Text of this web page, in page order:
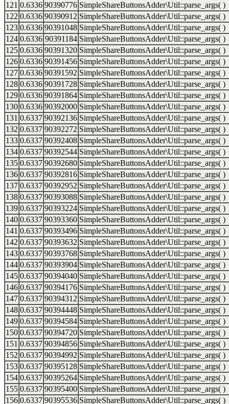
121 0.6336 90390776 SimpleShareButtonsAdder\Util::parse_args( )
122 0.6336 90390912 SimpleShareButtonsAdder\Util::parse_args( )
123 0.6336 90391048 SimpleShareButtonsAdder\Util::parse_args( )
124 0.6336 90391184 SimpleShareButtonsAdder\Util::parse_args( )
125 0.6336 90391320 SimpleShareButtonsAdder\Util::parse_args( )
126 0.6336 90391456 SimpleShareButtonsAdder\Util::parse_args( )
127 0.6336 90391592 SimpleShareButtonsAdder\Util::parse_args( )
128 0.6336 90391728 SimpleShareButtonsAdder\Util::parse_args( )
129 0.6336 90391864 SimpleShareButtonsAdder\Util::parse_args( )
130 0.6336 90392000 SimpleShareButtonsAdder\Util::parse_args( )
131 0.6337 90392136 SimpleShareButtonsAdder\Util::parse_args( )
132 0.6337 90392272 SimpleShareButtonsAdder\Util::parse_args( )
133 0.6337 90392408 SimpleShareButtonsAdder\Util::parse_args( )
134 0.6337 90392544 SimpleShareButtonsAdder\Util::parse_args( )
135 0.6337 90392680 SimpleShareButtonsAdder\Util::parse_args( )
136 0.6337 90392816 SimpleShareButtonsAdder\Util::parse_args( )
137 0.6337 90392952 SimpleShareButtonsAdder\Util::parse_args( )
138 0.6337 90393088 SimpleShareButtonsAdder\Util::parse_args( )
139 0.6337 90393224 SimpleShareButtonsAdder\Util::parse_args( )
140 0.6337 90393360 SimpleShareButtonsAdder\Util::parse_args( )
141 0.6337 90393496 SimpleShareButtonsAdder\Util::parse_args( )
142 0.6337 90393632 SimpleShareButtonsAdder\Util::parse_args( )
143 0.6337 90393768 SimpleShareButtonsAdder\Util::parse_args( )
144 0.6337 90393904 SimpleShareButtonsAdder\Util::parse_args( )
145 0.6337 90394040 SimpleShareButtonsAdder\Util::parse_args( )
146 0.6337 90394176 SimpleShareButtonsAdder\Util::parse_args( )
147 0.6337 90394312 SimpleShareButtonsAdder\Util::parse_args( )
148 0.6337 90394448 SimpleShareButtonsAdder\Util::parse_args( )
149 0.6337 90394584 SimpleShareButtonsAdder\Util::parse_args( )
150 0.6337 90394720 SimpleShareButtonsAdder\Util::parse_args( )
151 0.6337 90394856 SimpleShareButtonsAdder\Util::parse_args( )
152 0.6337 90394992 SimpleShareButtonsAdder\Util::parse_args( )
153 0.6337 90395128 SimpleShareButtonsAdder\Util::parse_args( )
154 0.6337 90395264 SimpleShareButtonsAdder\Util::parse_args( )
155 0.6337 90395400 SimpleShareButtonsAdder\Util::parse_args( )
156 0.6337 90395536 SimpleShareButtonsAdder\Util::parse_args( )